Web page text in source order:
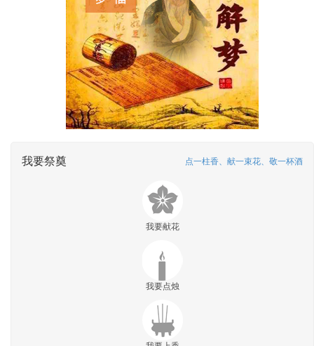
我要祭奠 点一柱香、献一束花、敬一杯酒
我要献花
我要点烛